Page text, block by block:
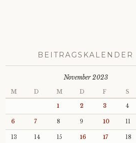
BEITRAGSKALENDER
November 2023
M D M D F S
1 2 3 4
6 7 8 9 10 11
13 14 15 16 17 18